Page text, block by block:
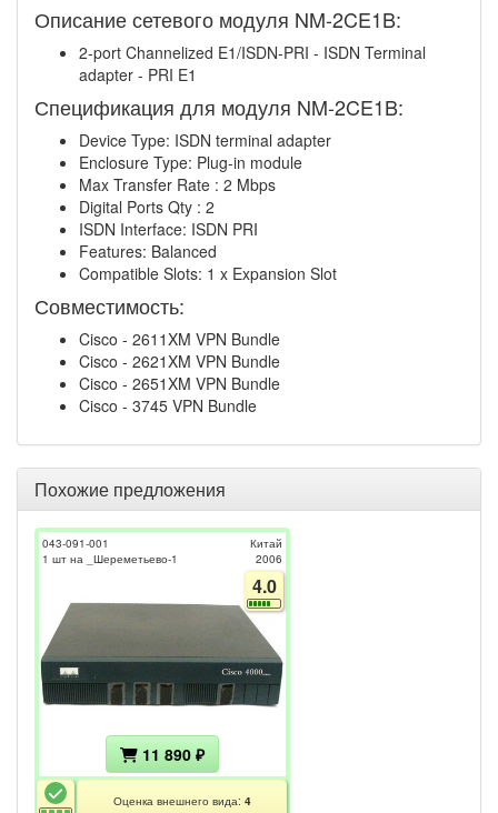
Описание сетевого модуля NM-2CE1B:
2-port Channelized E1/ISDN-PRI - ISDN Terminal
adapter - PRI E1
Спецификация для модуля NM-2CE1B:
Device Type: ISDN terminal adapter
Enclosure Type: Plug-in module
Max Transfer Rate : 2 Mbps
Digital Ports Qty : 2
ISDN Interface: ISDN PRI
Features: Balanced
Compatible Slots: 1 x Expansion Slot
Совместимость:
Cisco - 2611XM VPN Bundle
Cisco - 2621XM VPN Bundle
Cisco - 2651XM VPN Bundle
Cisco - 3745 VPN Bundle
Похожие предложения
043-091-001
1 шт на _Шереметьево-1
Китай
2006
4.0
11 890 ₽
Оценка внешнего вида: 4